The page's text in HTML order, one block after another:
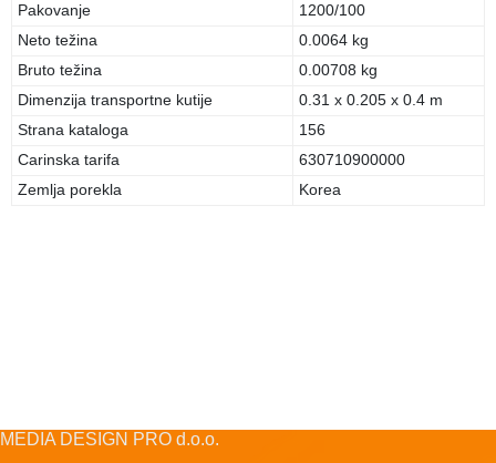
Pakovanje
1200/100
Neto težina
0.0064 kg
Bruto težina
0.00708 kg
Dimenzija transportne kutije
0.31 x 0.205 x 0.4 m
Strana kataloga
156
Carinska tarifa
630710900000
Zemlja porekla
Korea
MEDIA DESIGN PRO d.o.o.